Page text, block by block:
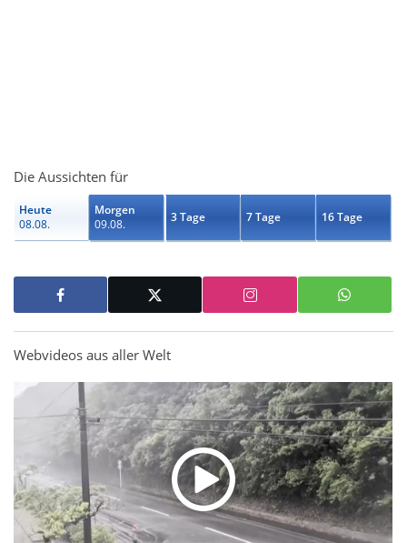
Die Aussichten für
Heute
08.08.
Morgen
09.08.
3 Tage 7 Tage 16 Tage
Webvideos aus aller Welt